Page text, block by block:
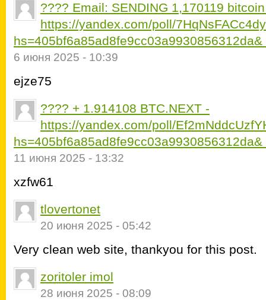
???? Email: SENDING 1,170119
https://yandex.com/poll/
hs=405bf6a85ad8fe9cc03a9930856312da&
6 июня 2025 - 10:39
ejze75
???? + 1.914108 BTC.NEXT -
https://yandex.com/poll/
hs=405bf6a85ad8fe9cc03a9930856312da&
11 июня 2025 - 13:32
xzfw61
tlovertonet
20 июня 2025 - 05:42
Very clean web site, thankyou for this post.
zoritoler imol
28 июня 2025 - 08:09